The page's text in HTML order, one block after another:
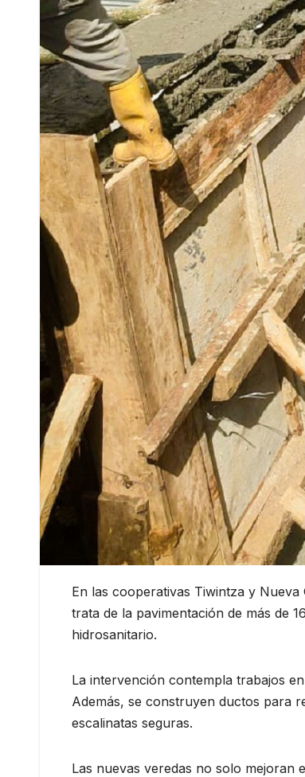
En las cooperativas Tiwintza y
trata de la pavimentación de más de
hidrosanitario.
La intervención contempla trabajos
Además, se construyen ductos para
escalinatas seguras.
Las nuevas veredas no solo mejoran